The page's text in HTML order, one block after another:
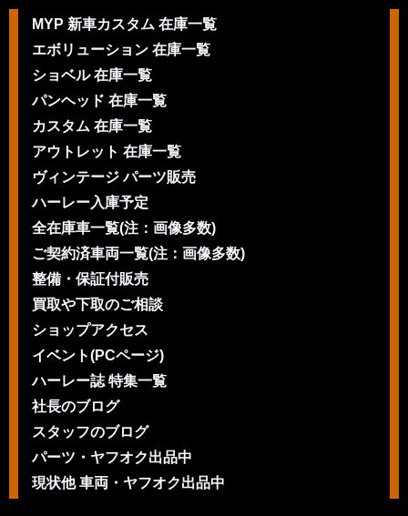
MYP 新車カスタム 在庫一覧
エボリューション 在庫一覧
ショベル 在庫一覧
パンヘッド 在庫一覧
カスタム 在庫一覧
アウトレット 在庫一覧
ヴィンテージ パーツ販売
ハーレー入庫予定
全在庫車一覧(注：画像多数)
ご契約済車両一覧(注：画像多数)
整備・保証付販売
買取や下取のご相談
ショップアクセス
イベント(PCページ)
ハーレー誌 特集一覧
社長のブログ
スタッフのブログ
パーツ・ヤフオク出品中
現状他 車両・ヤフオク出品中